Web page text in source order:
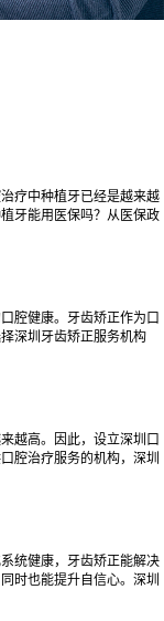
疗中种植牙已经是越来越
牙能用医保吗？从医保政
腔健康。牙齿矫正作为口
深圳牙齿矫正服务机构
越高。因此，设立深圳口
腔治疗服务的机构，深圳
统健康，牙齿矫正能解决
时也能提升自信心。深圳